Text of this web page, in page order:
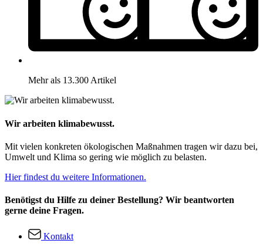
Mehr als 13.300 Artikel
Wir arbeiten klimabewusst.
Mit vielen konkreten ökologischen Maßnahmen tragen wir dazu bei,
Umwelt und Klima so gering wie möglich zu belasten.
Hier findest du weitere Informationen.
Benötigst du Hilfe zu deiner Bestellung? Wir beantworten
gerne deine Fragen.
Kontakt